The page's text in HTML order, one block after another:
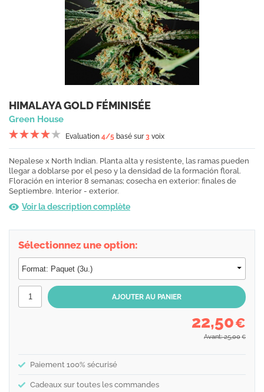
HIMALAYA GOLD FÉMINISÉE
Green House
Evaluation 4/5 basé sur3 voix
Nepalese x North Indian. Planta alta y resistente, las ramas pueden
llegar a doblarse por el peso y la densidad de la formación floral.
Floración en interior 8 semanas; cosecha en exterior: finales de
Septiembre. Interior - exterior.
Voir la description complète
Sélectionnez une option:
22,50€
Avant: 25,00 €
Paiement 100% sécurisé
Cadeaux sur toutes les commandes